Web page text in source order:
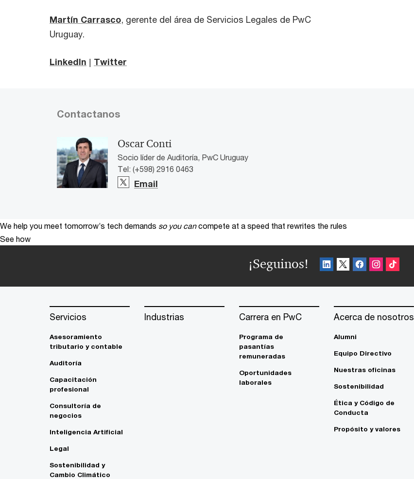
Martín Carrasco, gerente del área de Servicios Legales de PwC
Uruguay.
LinkedIn | Twitter
Contactanos
Oscar Conti
Socio líder de Auditoría, PwC Uruguay
Tel: (+598) 2916 0463
Email
We help you meet tomorrow’s tech demands so you can compete at a speed that rewrites the rules
See how
¡Seguinos!
Servicios
Asesoramiento
tributario y contable
Auditoría
Capacitación
profesional
Consultoría de
negocios
Inteligencia Artificial
Legal
Sostenibilidad y
Cambio Climático
Industrias Carrera en PwC
Programa de
pasantías
remuneradas
Oportunidades
laborales
Acerca de nosotros
Alumni
Equipo Directivo
Nuestras oficinas
Sostenibilidad
Ética y Código de
Conducta
Propósito y valores